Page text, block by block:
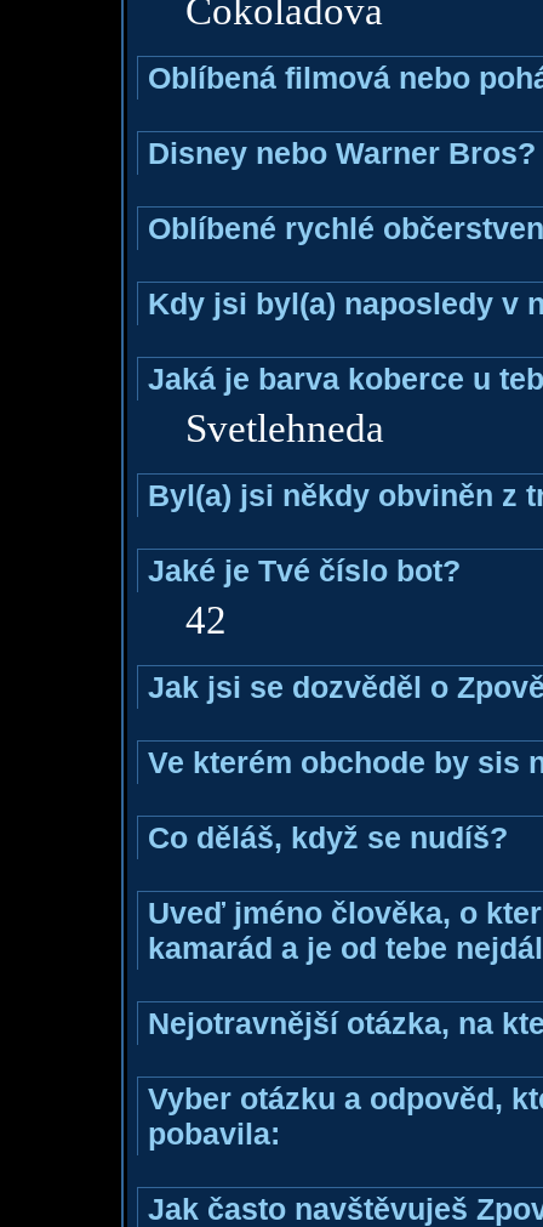
Cokoladova
Oblíbená filmová nebo
Disney nebo Warner Bros?
Oblíbené rychlé
Kdy jsi byl(a) naposledy v
Jaká je barva koberce u
Svetlehneda
Byl(a) jsi někdy obviněn z
Jaké je Tvé číslo bot?
42
Jak jsi se dozvěděl o
Ve kterém obchode by sis
Co děláš, když se nudíš?
Uveď jméno člověka, o
kamarád a je od tebe
Nejotravnější otázka, na
Vyber otázku a odpověd,
pobavila:
Jak často navštěvuješ